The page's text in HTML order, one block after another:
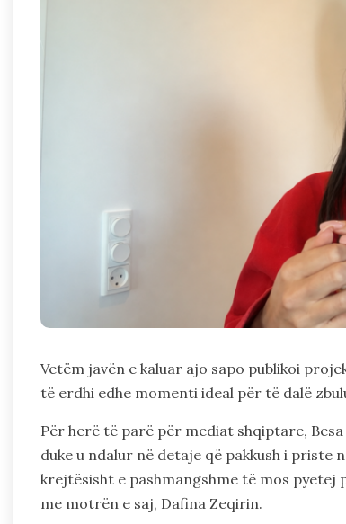
Vetëm javën e kaluar ajo sapo publikoi
të erdhi edhe momenti ideal për të dalë
Për herë të parë për mediat shqiptare,
duke u ndalur në detaje që pakkush i
krejtësisht e pashmangshme të mos
me motrën e saj, Dafina Zeqirin.